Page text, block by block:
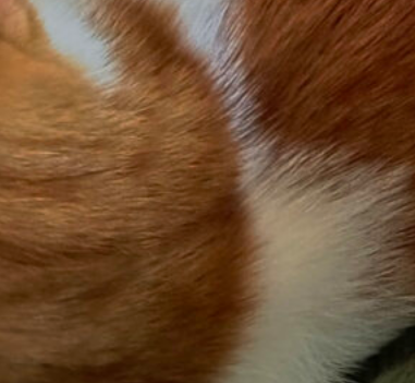
ich mir mal einen kleinen